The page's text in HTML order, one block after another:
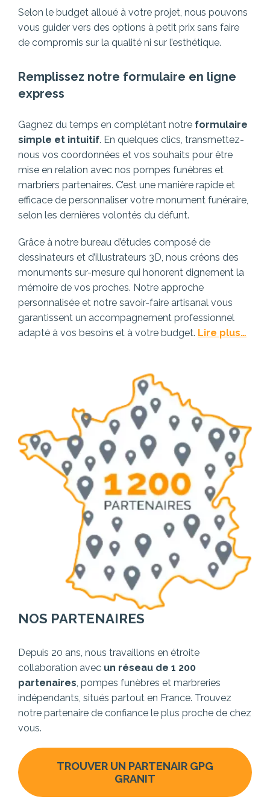
Selon le budget alloué à votre projet, nous pouvons
vous guider vers des options à petit prix sans faire
de compromis sur la qualité ni sur l’esthétique.
Remplissez notre formulaire en ligne
express
Gagnez du temps en complétant notre formulaire
simple et intuitif. En quelques clics, transmettez-
nous vos coordonnées et vos souhaits pour être
mise en relation avec nos pompes funèbres et
marbriers partenaires. C’est une manière rapide et
efficace de personnaliser votre monument funéraire,
selon les dernières volontés du défunt.
Grâce à notre bureau d’études composé de
dessinateurs et d’illustrateurs 3D, nous créons des
monuments sur-mesure qui honorent dignement la
mémoire de vos proches. Notre approche
personnalisée et notre savoir-faire artisanal vous
garantissent un accompagnement professionnel
adapté à vos besoins et à votre budget. Lire plus…
NOS PARTENAIRES
Depuis 20 ans, nous travaillons en étroite
collaboration avec un réseau de 1 200
partenaires, pompes funèbres et marbreries
indépendants, situés partout en France. Trouvez
notre partenaire de confiance le plus proche de chez
vous.
TROUVER UN PARTENAIR GPG
GRANIT